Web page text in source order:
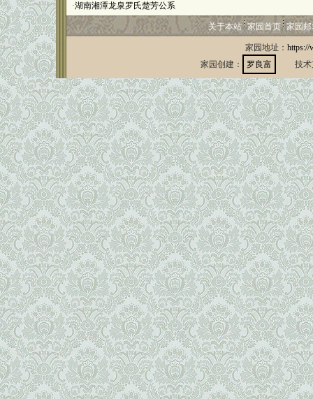
·湖南湘潭龙泉罗氏楚芳公系
关于本站 家园首页 家园
家园地址： https://
家园创建：
罗良富 技术